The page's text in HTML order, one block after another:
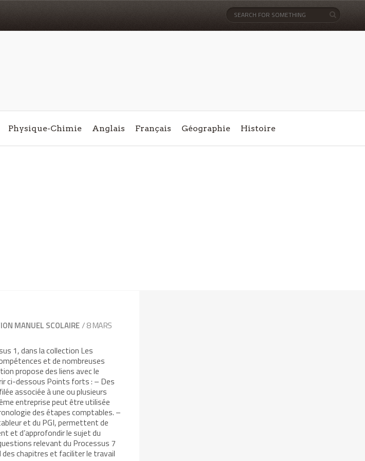
Physique-Chimie Anglais Français Géographie Histoire
MANUEL SCOLAIRE/ 8 MARS
1, dans la collection Les
et de nombreuses
propose des liens avec le
ci-dessous Points forts : – Des
associée à une ou plusieurs
entreprise peut être utilisée
des étapes comptables. –
et du PGI, permettent de
et d’approfondir le sujet du
relevant du Processus 7
chapitres et faciliter le travail